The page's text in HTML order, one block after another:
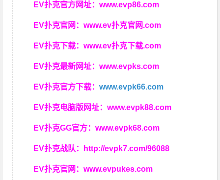
EV扑克官方网址：www.evp86.com
EV扑克官网：www.ev扑克官网.com
EV扑克下载：www.ev扑克下载.com
EV扑克最新网址：www.evpks.com
EV扑克官方下载：www.evpk66.com
EV扑克电脑版网址：www.evpk88.com
EV扑克GG官方：www.evpk68.com
EV扑克战队： http://evpk7.com/96088
EV扑克官网：www.evpukes.com